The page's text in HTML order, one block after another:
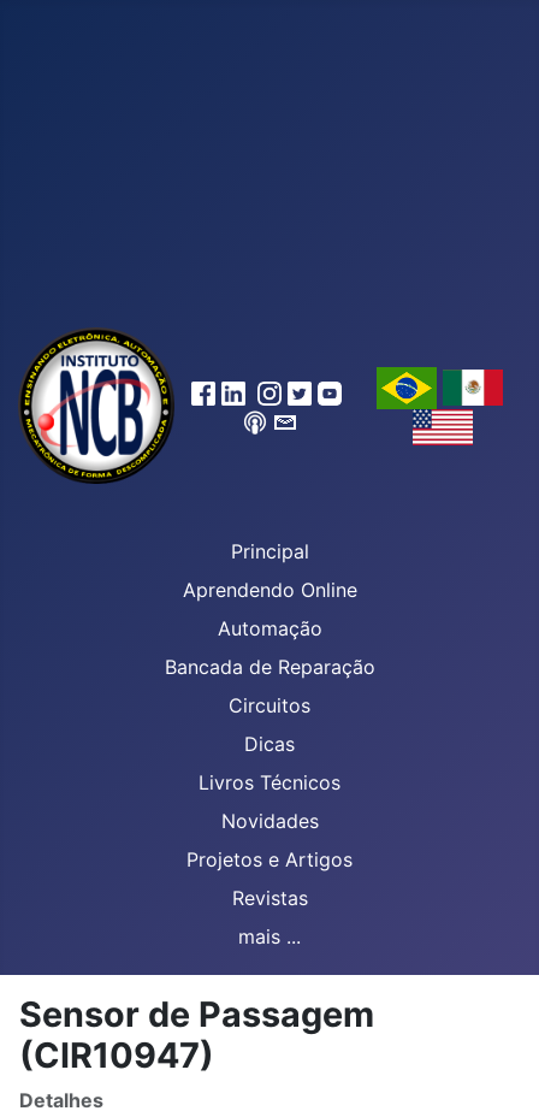
Principal
Aprendendo Online
Automação
Bancada de Reparação
Circuitos
Dicas
Livros Técnicos
Novidades
Projetos e Artigos
Revistas
mais ...
Sensor de Passagem
(CIR10947)
Detalhes